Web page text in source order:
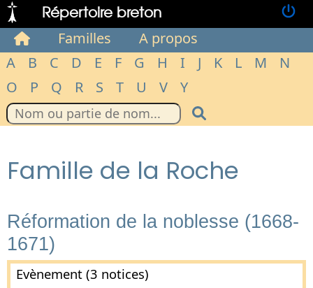
Répertoire breton
Familles
A propos
A
B C D E F G H I J K L M
N
O
P Q R S T U V Y
Famille de la Roche
Réformation de la noblesse (1668-
1671)
Evènement (3 notices)